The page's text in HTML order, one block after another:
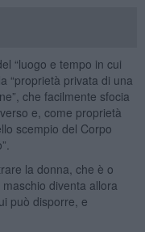
“luogo e tempo in cui
“proprietà privata di una
che facilmente sfocia
e, come proprietà
scempio del Corpo
la donna, che è o
diventa allora
può disporre, e